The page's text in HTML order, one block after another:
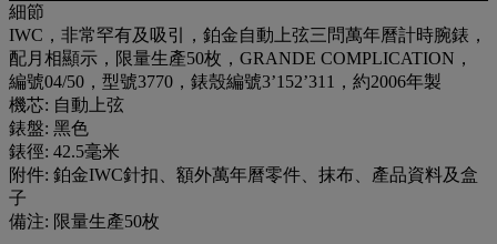
細節
IWC，非常罕有及吸引，鉑金自動上弦三問萬年曆計時腕錶，
配月相顯示，限量生產50枚，GRANDE COMPLICATION，
編號04/50，型號3770，錶殼編號3’152’311，約2006年製
機芯: 自動上弦
錶盤: 黑色
錶徑: 42.5毫米
附件: 鉑金IWC針扣、額外萬年曆零件、抹布、產品資料及盒
子
備注: 限量生產50枚